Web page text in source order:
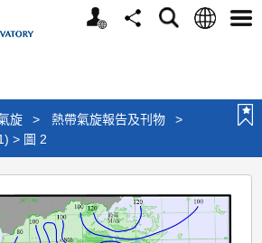
個
分
搜
語
選
旋 > 熱帶氣旋報告及刊物
>
> 圖 2